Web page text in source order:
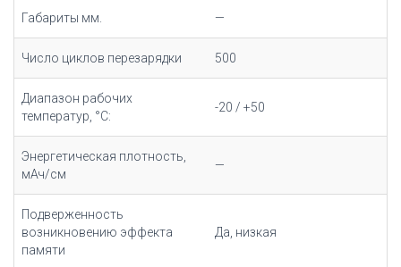
Габариты мм. —
Число циклов перезарядки 500
Диапазон рабочих
температур, °С:
-20 / +50
Энергетическая плотность,
мАч/cм
—
Подверженность
возникновению эффекта
памяти
Да, низкая